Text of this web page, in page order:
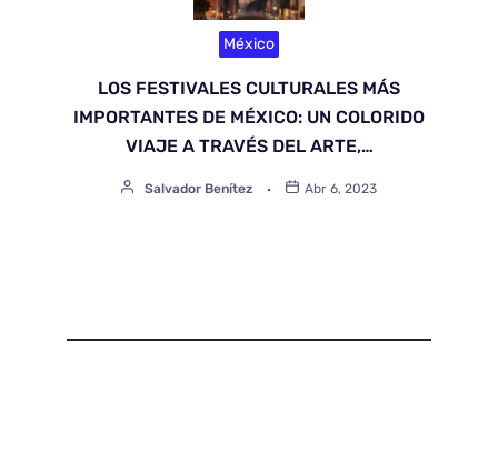
México
LOS FESTIVALES CULTURALES MÁS
IMPORTANTES DE MÉXICO: UN COLORIDO
VIAJE A TRAVÉS DEL ARTE,…
Salvador Benítez Abr 6, 2023